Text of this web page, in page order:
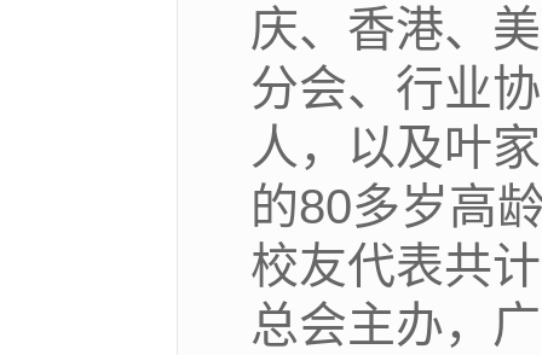
庆、香港、
分会、行业
人，以及叶
的80多岁高
校友代表共
总会主办，